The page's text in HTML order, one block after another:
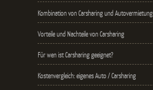
Kombination von Carsharing und Autovermietung
Vorteile und Nachteile von Carsharing
Für wen ist Carsharing geeignet?
Kostenvergleich: eigenes Auto / Carsharing